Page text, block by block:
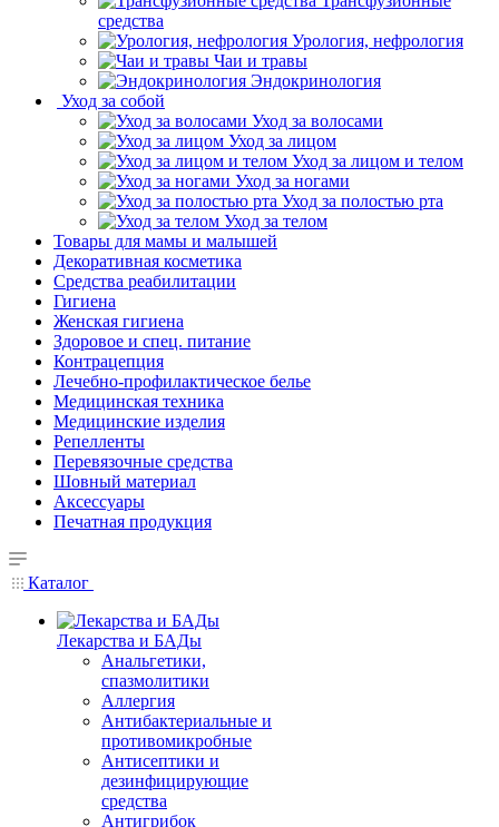
средства
Урология, нефрология
Чаи и травы
Эндокринология
Уход за собой
Уход за волосами
Уход за лицом
Уход за лицом и телом
Уход за ногами
Уход за полостью рта
Уход за телом
Товары для мамы и малышей
Декоративная косметика
Средства реабилитации
Гигиена
Женская гигиена
Здоровое и спец. питание
Контрацепция
Лечебно-профилактическое белье
Медицинская техника
Медицинские изделия
Репелленты
Перевязочные средства
Шовный материал
Аксессуары
Печатная продукция
Каталог
Лекарства и БАДы
Анальгетики,
спазмолитики
Аллергия
Антибактериальные и
противомикробные
Антисептики и
дезинфицирующие
средства
Антигрибок